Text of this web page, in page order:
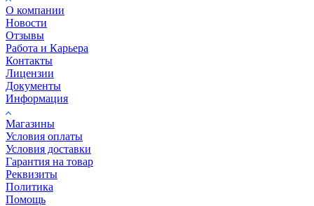
О компании
Новости
Отзывы
Работа и Карьера
Контакты
Лицензии
Документы
Информация
Магазины
Условия оплаты
Условия доставки
Гарантия на товар
Реквизиты
Политика
Помощь